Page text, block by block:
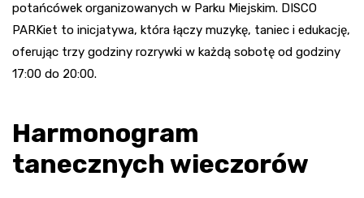
potańcówek organizowanych w Parku Miejskim. DISCO
PARKiet to inicjatywa, która łączy muzykę, taniec i edukację,
oferując trzy godziny rozrywki w każdą sobotę od godziny
17:00 do 20:00.
Harmonogram
tanecznych wieczorów